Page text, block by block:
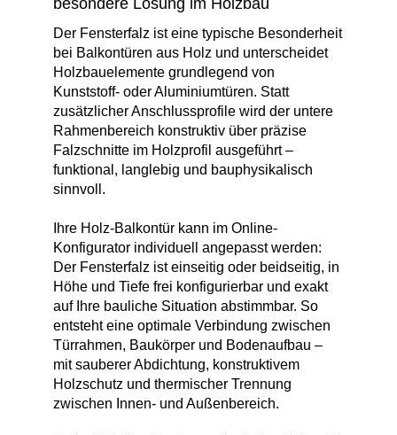
besondere Lösung im Holzbau
Der Fensterfalz ist eine typische Besonderheit
bei Balkontüren aus Holz und unterscheidet
Holzbauelemente grundlegend von
Kunststoff- oder Aluminiumtüren. Statt
zusätzlicher Anschlussprofile wird der untere
Rahmenbereich konstruktiv über präzise
Falzschnitte im Holzprofil ausgeführt –
funktional, langlebig und bauphysikalisch
sinnvoll.
Ihre Holz-Balkontür kann im Online-
Konfigurator individuell angepasst werden:
Der Fensterfalz ist einseitig oder beidseitig, in
Höhe und Tiefe frei konfigurierbar und exakt
auf Ihre bauliche Situation abstimmbar. So
entsteht eine optimale Verbindung zwischen
Türrahmen, Baukörper und Bodenaufbau –
mit sauberer Abdichtung, konstruktivem
Holzschutz und thermischer Trennung
zwischen Innen- und Außenbereich.